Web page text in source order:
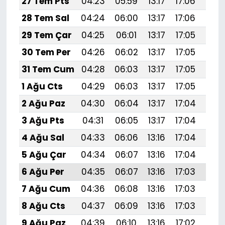
28 Tem Sal
04:24 06:00 13:17 17:06
29 Tem Çar
04:25 06:01 13:17 17:05
30 Tem Per
04:26 06:02 13:17 17:05
31 Tem Cum
04:28 06:03 13:17 17:05
1 Ağu Cts
04:29 06:03 13:17 17:05
2 Ağu Paz
04:30 06:04 13:17 17:04
3 Ağu Pts
04:31 06:05 13:17 17:04
4 Ağu Sal
04:33 06:06 13:16 17:04
5 Ağu Çar
04:34 06:07 13:16 17:04
6 Ağu Per
04:35 06:07 13:16 17:03
7 Ağu Cum
04:36 06:08 13:16 17:03
8 Ağu Cts
04:37 06:09 13:16 17:03